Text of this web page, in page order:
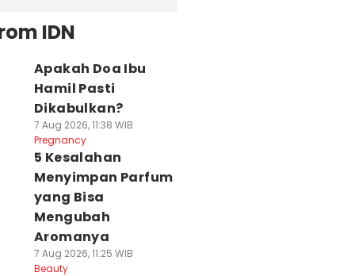
IDN
Apakah Doa Ibu
Hamil Pasti
Dikabulkan?
7 Aug 2026, 11:38 WIB
Pregnancy
5 Kesalahan
Menyimpan Parfum
yang Bisa
Mengubah
Aromanya
7 Aug 2026, 11:25 WIB
Beauty